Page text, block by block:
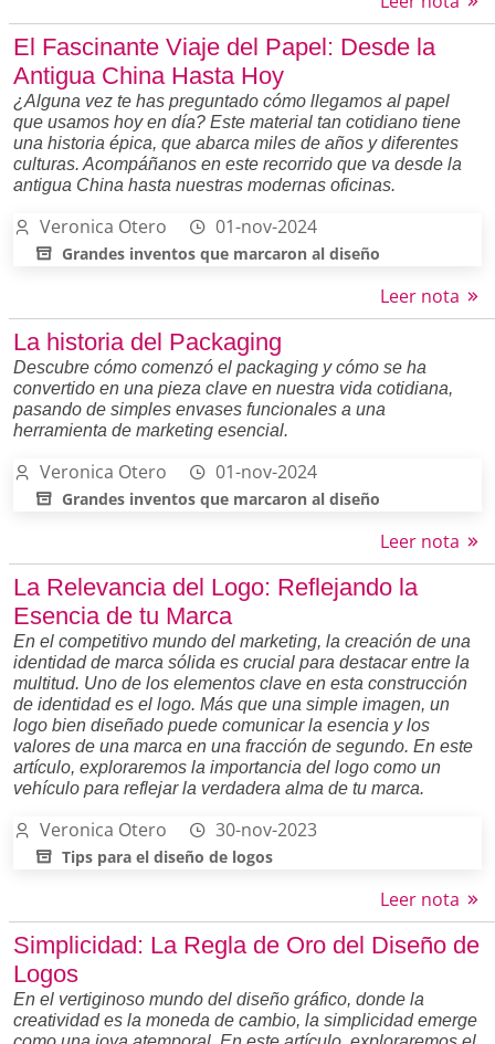
El Fascinante Viaje del Papel: Desde la
Antigua China Hasta Hoy
¿Alguna vez te has preguntado cómo llegamos al papel
que usamos hoy en día? Este material tan cotidiano tiene
una historia épica, que abarca miles de años y diferentes
culturas. Acompáñanos en este recorrido que va desde la
antigua China hasta nuestras modernas oficinas.
Veronica Otero 01-nov-2024
Grandes inventos que marcaron al diseño
Leer nota
La historia del Packaging
Descubre cómo comenzó el packaging y cómo se ha
convertido en una pieza clave en nuestra vida cotidiana,
pasando de simples envases funcionales a una
herramienta de marketing esencial.
Veronica Otero 01-nov-2024
Grandes inventos que marcaron al diseño
Leer nota
La Relevancia del Logo: Reflejando la
Esencia de tu Marca
En el competitivo mundo del marketing, la creación de una
identidad de marca sólida es crucial para destacar entre la
multitud. Uno de los elementos clave en esta construcción
de identidad es el logo. Más que una simple imagen, un
logo bien diseñado puede comunicar la esencia y los
valores de una marca en una fracción de segundo. En este
artículo, exploraremos la importancia del logo como un
vehículo para reflejar la verdadera alma de tu marca.
Veronica Otero 30-nov-2023
Tips para el diseño de logos
Leer nota
Simplicidad: La Regla de Oro del Diseño de
Logos
En el vertiginoso mundo del diseño gráfico, donde la
creatividad es la moneda de cambio, la simplicidad emerge